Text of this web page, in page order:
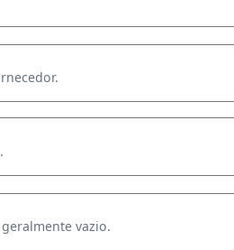
vazio.